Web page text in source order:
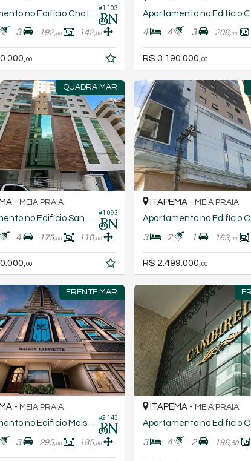
#1.103
3 192,00 142,00
00
4 4 3 206,00
R$ 3.190.000, 00
QUADRA MAR
#1.093
- MEIA PRAIA
Apartamento no Edifício San Martin
4 175,00 110,00
00
ITAPEMA - MEIA PRAIA
3 2 1 163,00
R$ 2.499.000,00
FRENTE MAR
#2.143
- MEIA PRAIA
Apartamento no Edifício Maison Lafayette
3 295,00 185,00
ITAPEMA - MEIA PRAIA
3 4 2 196,60